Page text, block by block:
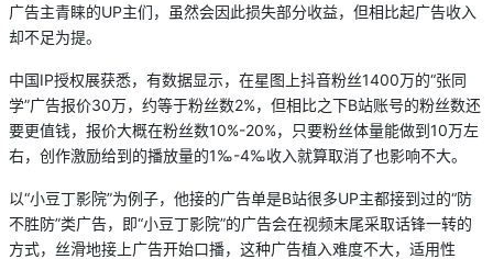
广告主青睐的UP主们，虽然会因此损失部分收益，但相比起广告收入
却不足为提。
中国IP授权展获悉，有数据显示，在星图上抖音粉丝1400万的“张同
学”广告报价30万，约等于粉丝数2%，但相比之下B站账号的粉丝数还
要更值钱，报价大概在粉丝数10%-20%，只要粉丝体量能做到10万左
右，创作激励给到的播放量的1‰-4‰收入就算取消了也影响不大。
以“小豆丁影院”为例子，他接的广告单是B站很多UP主都接到过的“防
不胜防”类广告，即“小豆丁影院”的广告会在视频末尾采取话锋一转的
方式，丝滑地接上广告开始口播，这种广告植入难度不大，适用性